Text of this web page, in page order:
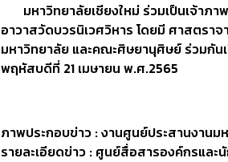
มหาวิทยาลัยเชียงใหม่ ร่วมเป็นเจ้าภ
อาวาสวัดบวรนิเวศวิหาร โดยมี ศาสตร
มหาวิทยาลัย และคณะศิษยานุศิษย์ ร่วมกั
พฤหัสบดีที่ 21 เมษายน พ.ศ.2565
ภาพประกอบข่าว : งานศูนย์ประสานงาน
รายละเอียดข่าว : ศูนย์สื่อสารองค์กรและ